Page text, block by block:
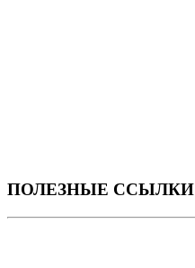
ПОЛЕЗНЫЕ ССЫЛКИ